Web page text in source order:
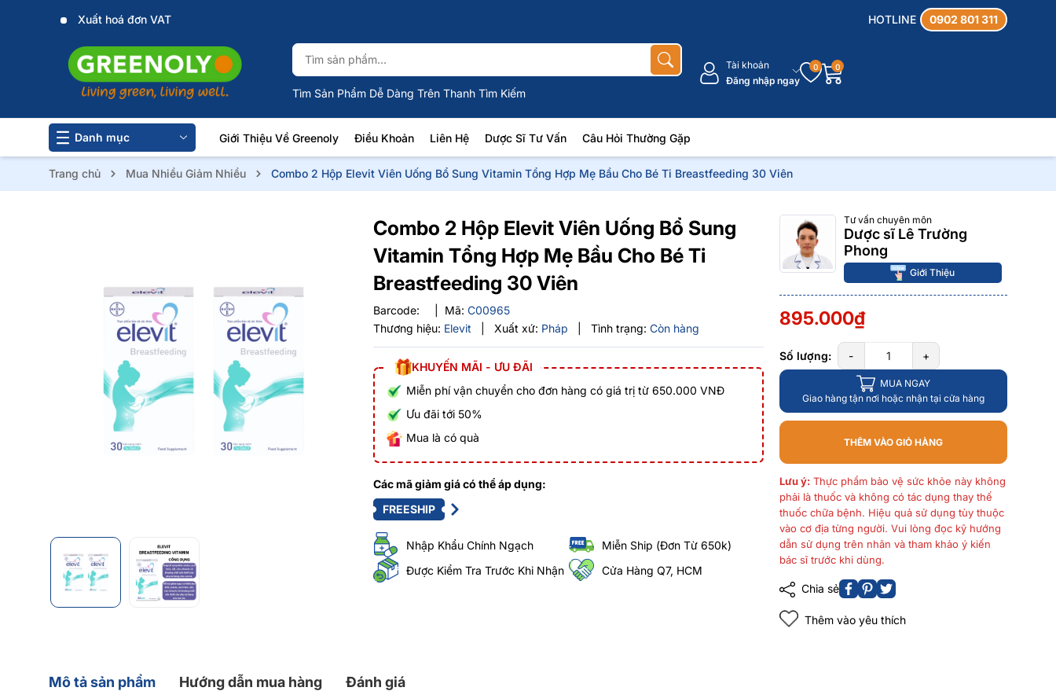
Xuất hoá đơn VAT HOTLINE 0902 801 311
Tìm Sản Phẩm Dễ Dàng Trên Thanh Tìm Kiếm
Tài khoản
Đăng nhập ngay
0 0
Danh mục Giới Thiệu Về Greenoly Điều Khoản Liên Hệ Dược Sĩ Tư Vấn Câu Hỏi Thường Gặp
Trang chủ Mua Nhiều Giảm Nhiều Combo 2 Hộp Elevit Viên Uống Bổ Sung Vitamin Tổng Hợp Mẹ Bầu Cho Bé Ti Breastfeeding 30 Viên
Combo 2 Hộp Elevit Viên Uống Bổ Sung
Vitamin Tổng Hợp Mẹ Bầu Cho Bé Ti
Breastfeeding 30 Viên
Barcode: Mã:C00965
Thương hiệu: Elevit Xuất xứ: Pháp Tình trạng: Còn hàng
KHUYẾN MÃI - ƯU ĐÃI
Miễn phí vận chuyển cho đơn hàng có giá trị từ 650.000 VNĐ
Ưu đãi tới 50%
Mua là có quà
Các mã giảm giá có thể áp dụng:
FREESHIP
Nhập Khẩu Chính Ngạch
Miễn Ship (Đơn Từ 650k)
Được Kiểm Tra Trước Khi Nhận
Cửa Hàng Q7, HCM
Tư vấn chuyên môn
Dược sĩ Lê Trường
Phong
Giới Thiệu
895.000₫
Số lượng: - +
MUA NGAY
Giao hàng tận nơi hoặc nhận tại cửa hàng
THÊM VÀO GIỎ HÀNG
Lưu ý:Thực phẩm bảo vệ sức khỏe này không
phải là thuốc và không có tác dụng thay thế
thuốc chữa bệnh. Hiệu quả sử dụng tùy thuộc
vào cơ địa từng người. Vui lòng đọc kỹ hướng
dẫn sử dụng trên nhãn và tham khảo ý kiến
bác sĩ trước khi dùng.
Chia sẻ
Thêm vào yêu thích
Mô tả sản phẩm Hướng dẫn mua hàng Đánh giá